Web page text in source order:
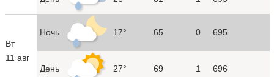
Вт
11 авг
Ночь 17° 65 0 695
День 27° 69 1 696